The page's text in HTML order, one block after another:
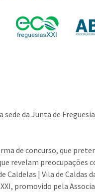
da Junta de
de concurso, que
revelam preocupações
| Vila de Caldas
promovido pela